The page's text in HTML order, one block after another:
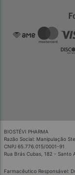
BIOSTÉVI PHARMA
Razão Social: Manipulação
CNPJ 65.776.015/0001-91
Rua Brás Cubas, 182 - Santo
Farmacêutico Responsável: